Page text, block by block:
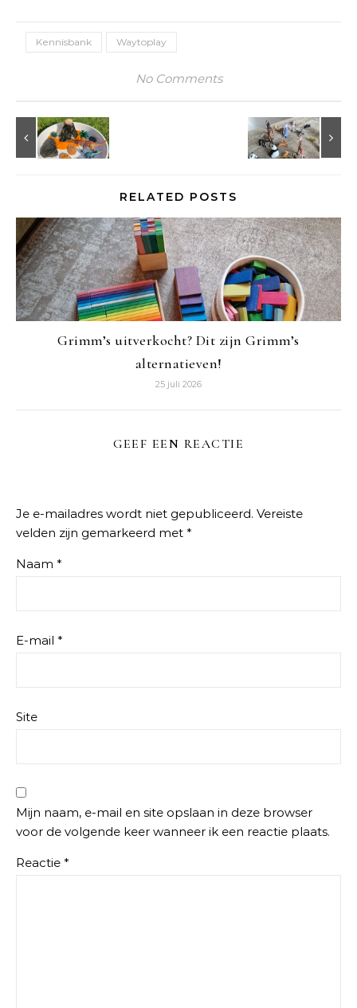
Kennisbank Waytoplay
No Comments
RELATED POSTS
Grimm’s uitverkocht? Dit zijn Grimm’s
alternatieven!
25 juli 2026
GEEF EEN REACTIE
Je e-mailadres wordt niet gepubliceerd. Vereiste
velden zijn gemarkeerd met *
Naam *
E-mail *
Site
Mijn naam, e-mail en site opslaan in deze browser
voor de volgende keer wanneer ik een reactie plaats.
Reactie *